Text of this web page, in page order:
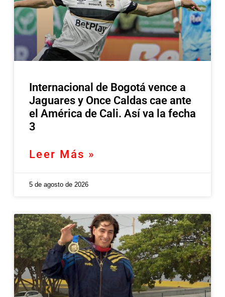
Internacional de Bogotá vence a
Jaguares y Once Caldas cae ante
el América de Cali. Así va la fecha
3
Leer Más »
5 de agosto de 2026